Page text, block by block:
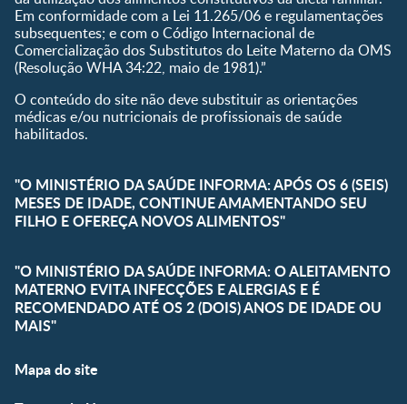
Em conformidade com a Lei 11.265/06 e regulamentações
subsequentes; e com o Código Internacional de
Comercialização dos Substitutos do Leite Materno da OMS
(Resolução WHA 34:22, maio de 1981).”
O conteúdo do site não deve substituir as orientações
médicas e/ou nutricionais de profissionais de saúde
habilitados.
"O MINISTÉRIO DA SAÚDE INFORMA: APÓS OS 6 (SEIS)
MESES DE IDADE, CONTINUE AMAMENTANDO SEU
FILHO E OFEREÇA NOVOS ALIMENTOS"
"O MINISTÉRIO DA SAÚDE INFORMA: O ALEITAMENTO
MATERNO EVITA INFECÇÕES E ALERGIAS E É
RECOMENDADO ATÉ OS 2 (DOIS) ANOS DE IDADE OU
MAIS"
Mapa do site